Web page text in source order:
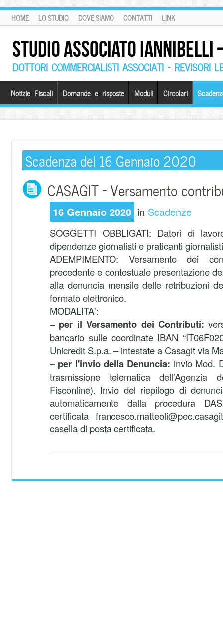
HOME LO STUDIO DOVE SIAMO CONTATTI LINK
STUDIO ASSOCIATO
DOTTORI COMMERCIALISTI ASSOCIATI – REVISORI
Notizie Fiscali Domande e risposte Moduli Circolari
Scadenza del 16 Gennaio 2020
CASAGIT – Versamento
16 Gennaio 2020 in Scadenze
SOGGETTI OBBLIGATI: Datori di
dipendenze giornalisti e praticanti
ADEMPIMENTO: Versamento dei
precedente e contestuale presentazione
alla denuncia mensile delle retribuzioni
formato elettronico.
MODALITA':
– per il Versamento dei Contributi:
bancario sulle coordinate IBAN
Unicredit S.p.a. – intestate a Casagit via
– per l'invio della Denuncia: invio Mod.
trasmissione telematica
Fisconline). Invio del riepilogo di
automaticamente dalla procedura
certificata
casella di posta certificata.